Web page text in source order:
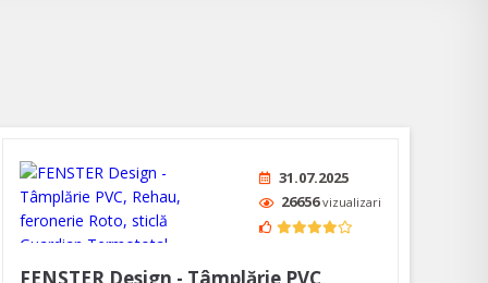
31.07.2025
26656vizualizari